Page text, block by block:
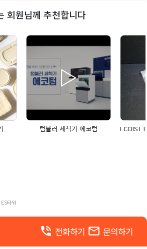
회원님께 추천합니다
텀블러 세척기 에코텀
phone_in_talk 전화하기 email 문의하기
타워
RIGHTS RESERVED